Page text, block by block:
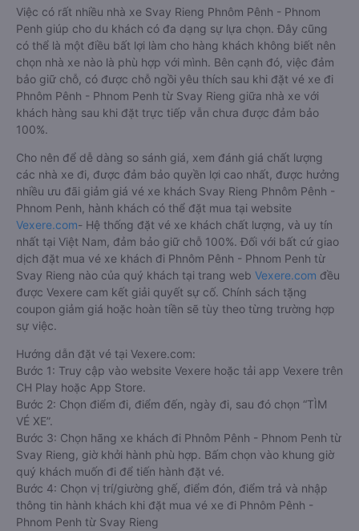
Việc có rất nhiều nhà xe Svay Rieng Phnôm Pênh - Phnom
Penh giúp cho du khách có đa dạng sự lựa chọn. Đây cũng
có thể là một điều bất lợi làm cho hàng khách không biết nên
chọn nhà xe nào là phù hợp với mình. Bên cạnh đó, việc đảm
bảo giữ chỗ, có được chỗ ngồi yêu thích sau khi đặt vé xe đi
Phnôm Pênh - Phnom Penh từ Svay Rieng giữa nhà xe với
khách hàng sau khi đặt trực tiếp vẫn chưa được đảm bảo
100%.
Cho nên để dễ dàng so sánh giá, xem đánh giá chất lượng
các nhà xe đi, được đảm bảo quyền lợi cao nhất, được hưởng
nhiều ưu đãi giảm giá vé xe khách Svay Rieng Phnôm Pênh -
Phnom Penh, hành khách có thể đặt mua tại website
Vexere.com- Hệ thống đặt vé xe khách chất lượng, và uy tín
nhất tại Việt Nam, đảm bảo giữ chỗ 100%. Đối với bất cứ giao
dịch đặt mua vé xe khách đi Phnôm Pênh - Phnom Penh từ
Svay Rieng nào của quý khách tại trang web Vexere.com đều
được Vexere cam kết giải quyết sự cố. Chính sách tặng
coupon giảm giá hoặc hoàn tiền sẽ tùy theo từng trường hợp
sự việc.
Hướng dẫn đặt vé tại Vexere.com:
Bước 1: Truy cập vào website Vexere hoặc tải app Vexere trên
CH Play hoặc App Store.
Bước 2: Chọn điểm đi, điểm đến, ngày đi, sau đó chọn “TÌM
VÉ XE”.
Bước 3: Chọn hãng xe khách đi Phnôm Pênh - Phnom Penh từ
Svay Rieng, giờ khởi hành phù hợp. Bấm chọn vào khung giờ
quý khách muốn đi để tiến hành đặt vé.
Bước 4: Chọn vị trí/giường ghế, điểm đón, điểm trả và nhập
thông tin hành khách khi đặt mua vé xe đi Phnôm Pênh -
Phnom Penh từ Svay Rieng